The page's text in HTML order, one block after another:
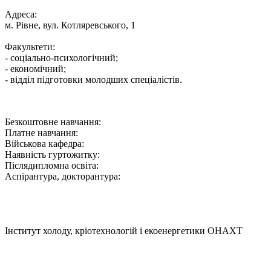
Адреса:
м. Рівне, вул. Котляревського, 1
Факультети:
- соціально-психологічний;
- економічний;
- відділ підготовки молодших спеціалістів.
Безкоштовне навчання:
Платне навчання:
Військова кафедра:
Наявність гуртожитку:
Післядипломна освіта:
Аспірантура, докторантура:
Інститут холоду, кріотехнологій і екоенергетики ОНАХТ